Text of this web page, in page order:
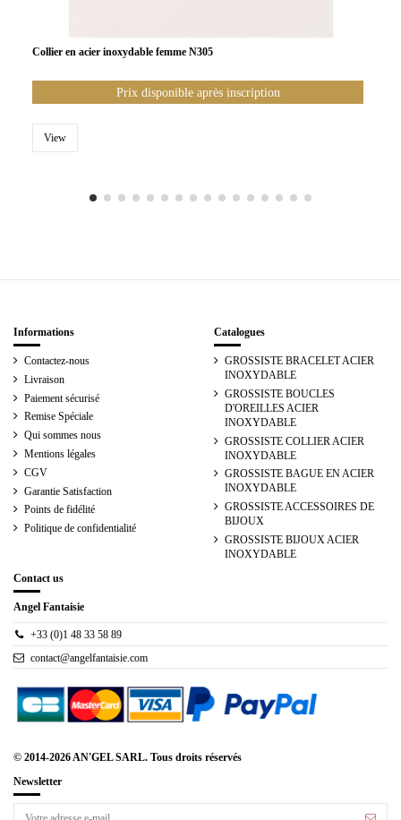
Collier en acier inoxydable femme N305
Prix disponible après inscription
View
Informations
Contactez-nous
Livraison
Paiement sécurisé
Remise Spéciale
Qui sommes nous
Mentions légales
CGV
Garantie Satisfaction
Points de fidélité
Politique de confidentialité
Catalogues
GROSSISTE BRACELET ACIER
INOXYDABLE
GROSSISTE BOUCLES
D'OREILLES ACIER
INOXYDABLE
GROSSISTE COLLIER ACIER
INOXYDABLE
GROSSISTE BAGUE EN ACIER
INOXYDABLE
GROSSISTE ACCESSOIRES DE
BIJOUX
GROSSISTE BIJOUX ACIER
INOXYDABLE
Contact us
Angel Fantaisie
+33 (0)1 48 33 58 89
contact@angelfantaisie.com
© 2014-2026 AN'GEL SARL. Tous droits réservés
Newsletter